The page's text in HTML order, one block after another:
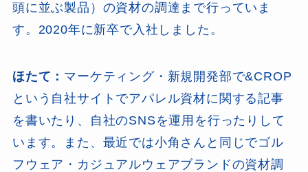
頭に並ぶ製品）の資材の調達まで行っていま
す。2020年に新卒で入社しました。
ほたて： マーケティング・新規開発部で&CROP
という自社サイトでアパレル資材に関する記事
を書いたり、自社のSNSを運用を行ったりして
います。また、最近では小角さんと同じでゴル
フウェア・カジュアルウェアブランドの資材調